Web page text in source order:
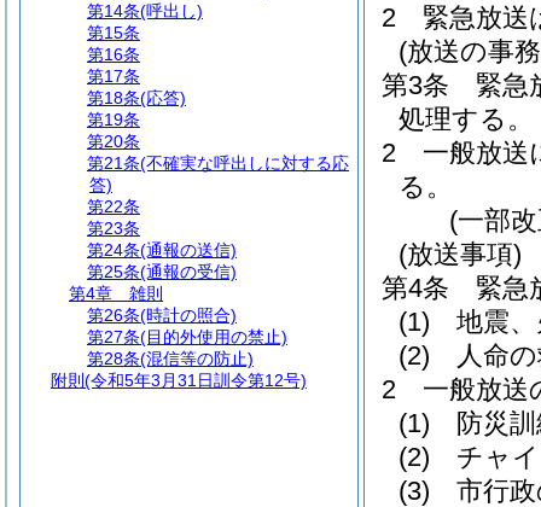
2
緊急放送
(放送の事
第3条
緊急
処理する。
2
一般放送
る。
(一部
(放送事項)
第4条
緊急
(1)
地震
(2)
人命
2
一般放送
(1)
防災
(2)
チャ
(3)
市行
第14条(呼出し)
第15条
第16条
第17条
第18条(応答)
第19条
第20条
第21条(不確実な呼出しに対する応
答)
第22条
第23条
第24条(通報の送信)
第25条(通報の受信)
第4章
雑則
第26条(時計の照合)
第27条(目的外使用の禁止)
第28条(混信等の防止)
附則 (令和5年3月31日訓令第12号)